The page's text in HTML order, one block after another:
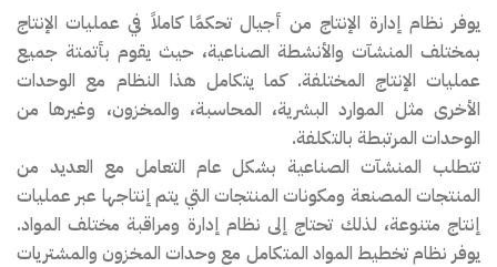
يوفر نظام إدارة الإنتاج من أجيال تحكمًا كاملاً في عمليات الإنتاج
بمختلف المنشآت والأنشطة الصناعية، حيث يقوم بأتمتة جميع
عمليات الإنتاج المختلفة. كما يتكامل هذا النظام مع الوحدات
الأخرى مثل الموارد البشرية، المحاسبة، والمخزون، وغيرها من
الوحدات المرتبطة بالتكلفة.
تتطلب المنشآت الصناعية بشكل عام التعامل مع العديد من
المنتجات المصنعة ومكونات المنتجات التي يتم إنتاجها عبر عمليات
إنتاج متنوعة، لذلك تحتاج إلى نظام إدارة ومراقبة مختلف المواد.
يوفر نظام تخطيط المواد المتكامل مع وحدات المخزون والمشتريات